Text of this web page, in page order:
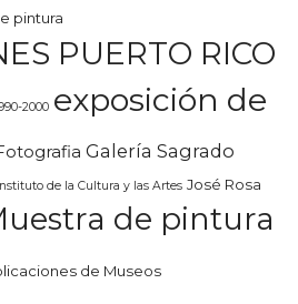
pintura
PUERTO RICO
2000 exposición de
Galería Sagrado
Instituto de la Cultura y las Artes José Rosa
de pintura
de Museos